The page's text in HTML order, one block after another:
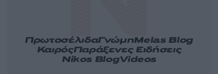
ΠρωτοσέλιδαΓνώμηMelas Blog
ΚαιρόςΠαράξενες Ειδήσεις
Nikos BlogVideos